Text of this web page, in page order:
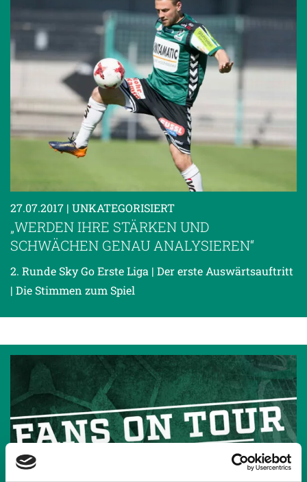
27.07.2017 | UNKATEGORISIERT
„WERDEN IHRE STÄRKEN UND
SCHWÄCHEN GENAU ANALYSIEREN“
2. Runde Sky Go Erste Liga | Der erste Auswärtsauftritt
| Die Stimmen zum Spiel